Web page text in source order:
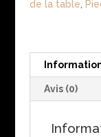
de la table,
Avis (0)